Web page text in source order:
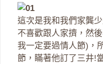
這次是我和我們家龔
不喜歡跟人家擠，然
我一定要過情人節)，
節，瞞著他訂了三井!